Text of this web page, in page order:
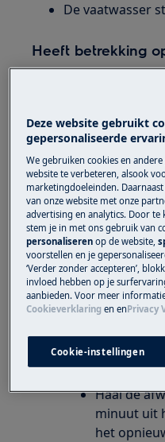
De vaatwasser
Heeft betrekking
Oplossing
Foutmelding i40
druksensor en de
Controleer of
Vuile filters
tot
leiden. U dient
controleren en
In de
informatie over
kunt de
downloaden.
Haal de
minuut uit
het
Deze website gebruikt
gepersonaliseerde
We gebruiken cookies en
website te verbeteren, alsook
marketingdoeleinden.
van onze website met onze
advertising en analytics. Door te
stem je in met ons gebruik van
personaliseren op de website,
voorstellen en je
‘Verder zonder accepteren’,
invloed hebben op je
aanbieden. Voor meer
Cookieverklaring enenPrivacy
Cookie-instellingen